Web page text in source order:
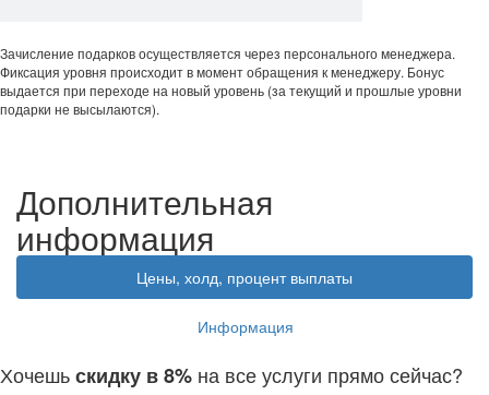
Зачисление подарков осуществляется через персонального менеджера.
Фиксация уровня происходит в момент обращения к менеджеру. Бонус
выдается при переходе на новый уровень (за текущий и прошлые уровни
подарки не высылаются).
Дополнительная
информация
Цены, холд, процент выплаты
Информация
Хочешьскидку в 8% на все услуги прямо сейчас?